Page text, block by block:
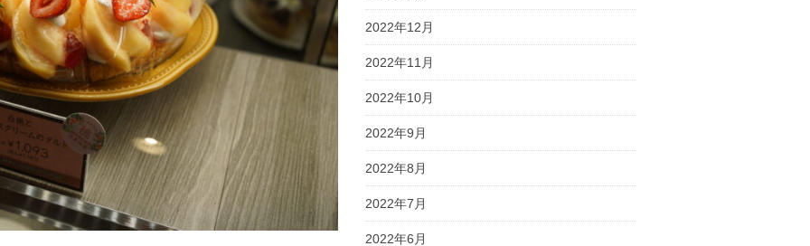
2022年12月
2022年11月
2022年10月
2022年9月
2022年8月
2022年7月
2022年6月